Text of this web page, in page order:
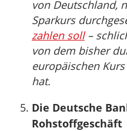
von Deutschland,
Sparkurs
zahlen soll–
von dem bisher
europäischen
hat.
Die Deutsche
Rohstoffgeschäft